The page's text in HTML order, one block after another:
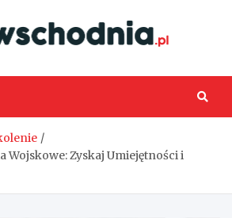
Wojskowe: Zyskaj Umiejętności i